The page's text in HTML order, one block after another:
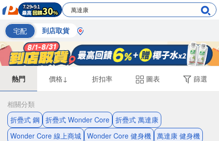
宅配 到店取貨
熱門 價格↓ 折扣率 圖表 篩選
相關分類
折疊式 鋼 折疊式 Wonder Core 折疊式 萬達康
Wonder Core 線上商城 Wonder Core 健身機 萬達康 健身機